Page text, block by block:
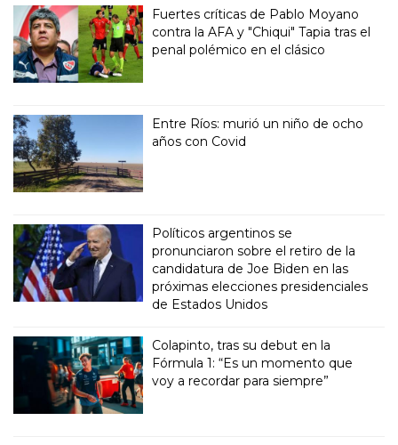
Fuertes críticas de Pablo Moyano
contra la AFA y "Chiqui" Tapia tras el
penal polémico en el clásico
Entre Ríos: murió un niño de ocho
años con Covid
Políticos argentinos se
pronunciaron sobre el retiro de la
candidatura de Joe Biden en las
próximas elecciones presidenciales
de Estados Unidos
Colapinto, tras su debut en la
Fórmula 1: “Es un momento que
voy a recordar para siempre”